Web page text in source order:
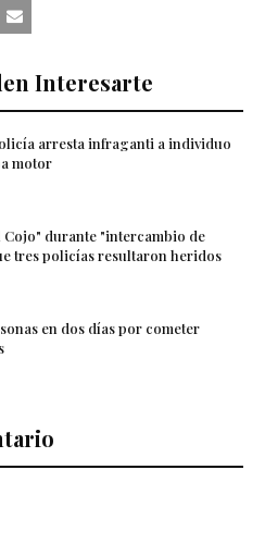
Interesarte
arresta infraganti a individuo
motor
Cojo" durante "intercambio de
tres policías resultaron heridos
en dos días por cometer